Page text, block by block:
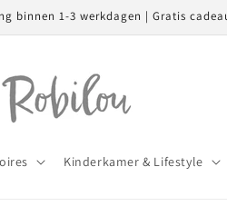
binnen 1-3 werkdagen | Gratis
Kinderkamer & Lifestyle